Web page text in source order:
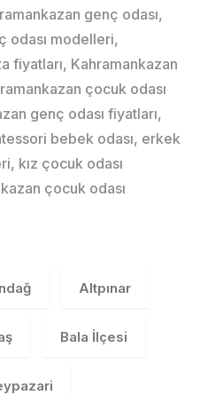
genç odası,
odası modelleri,
fiyatları, Kahramankazan
çocuk odası
genç odası fiyatları,
bebek odası, erkek
kız çocuk odası
çocuk odası
Altpınar
Bala İlçesi